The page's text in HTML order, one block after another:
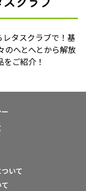
タスクラブで！基
のへとへとから解放
ご紹介！
いて